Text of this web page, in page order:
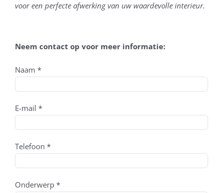
voor een perfecte afwerking van uw waardevolle interieur.
Neem contact op voor meer informatie:
Naam *
E-mail *
Telefoon *
Onderwerp *